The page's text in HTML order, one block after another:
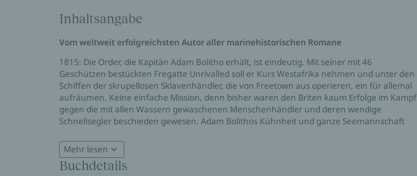
Inhaltsangabe
Vom weltweit erfolgreichsten Autor aller marinehistorischen Romane
1815: Die Order, die Kapitän Adam Bolitho erhält, ist eindeutig. Mit seiner mit 46
Geschützen bestückten Fregatte Unrivalled soll er Kurs Westafrika nehmen und unter den
Schiffen der skrupellosen Sklavenhändler, die von Freetown aus operieren, ein für allemal
aufräumen. Keine einfache Mission, denn bisher waren den Briten kaum Erfolge im Kampf
gegen die mit allen Wassern gewaschenen Menschenhändler und deren wendige
Schnellsegler beschieden gewesen. Adam Bolithos Kühnheit und ganze Seemannschaft
Mehr lesen
Buchdetails